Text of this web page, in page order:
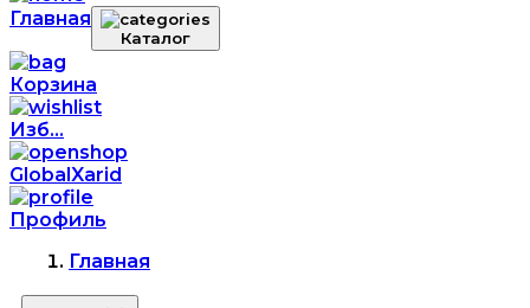
Главная
Каталог
Корзина
Изб...
GlobalXarid
Профиль
Главная